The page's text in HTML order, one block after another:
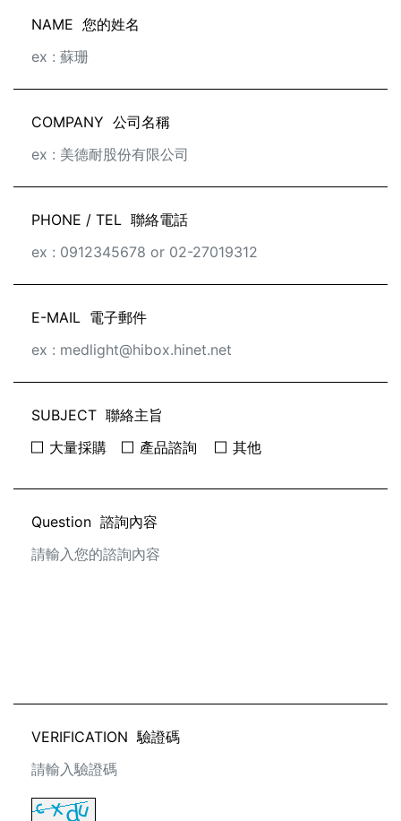
NAME 您的姓名
COMPANY 公司名稱
PHONE / TEL 聯絡電話
E-MAIL 電子郵件
SUBJECT 聯絡主旨
大量採購
產品諮詢 其他
Question 諮詢內容
VERIFICATION 驗證碼